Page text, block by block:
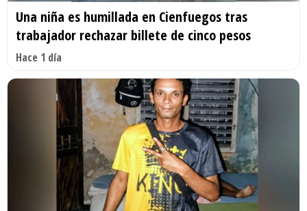
Una niña es humillada en Cienfuegos tras
trabajador rechazar billete de cinco pesos
Hace 1 día